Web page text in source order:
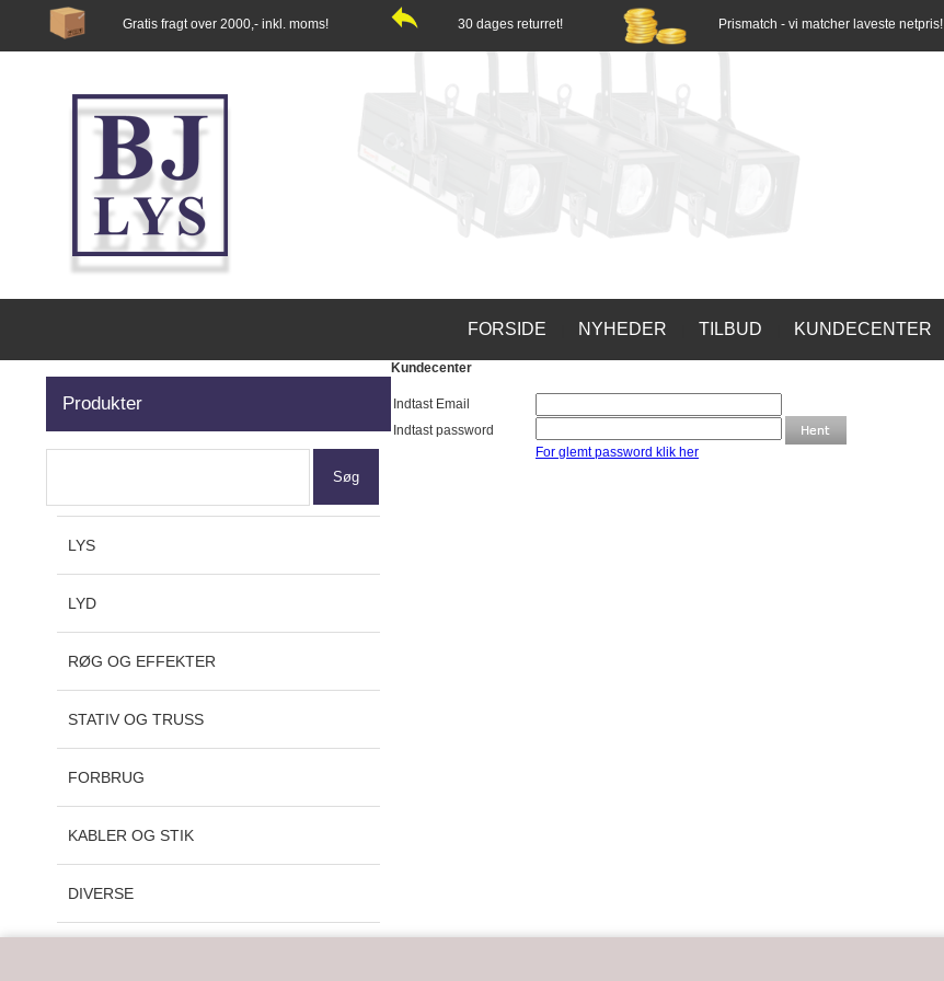
Gratis fragt over 2000,- inkl. moms! 30 dages returret! Prismatch - vi matcher laveste netpris!
FORSIDE NYHEDER TILBUD KUNDECENTER
Produkter
LYS
LYD
RØG OG EFFEKTER
STATIV OG TRUSS
FORBRUG
KABLER OG STIK
DIVERSE
Kundecenter
Indtast Email
Indtast password
For glemt password klik her